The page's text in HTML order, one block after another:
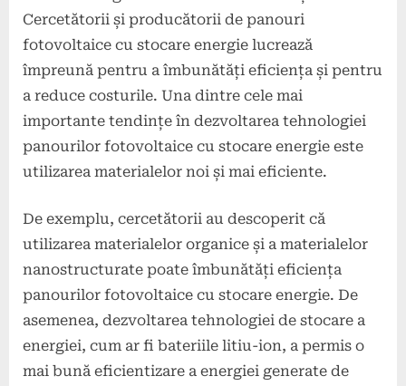
Cercetătorii și producătorii de panouri
fotovoltaice cu stocare energie lucrează
împreună pentru a îmbunătăți eficiența și pentru
a reduce costurile. Una dintre cele mai
importante tendințe în dezvoltarea tehnologiei
panourilor fotovoltaice cu stocare energie este
utilizarea materialelor noi și mai eficiente.
De exemplu, cercetătorii au descoperit că
utilizarea materialelor organice și a materialelor
nanostructurate poate îmbunătăți eficiența
panourilor fotovoltaice cu stocare energie. De
asemenea, dezvoltarea tehnologiei de stocare a
energiei, cum ar fi bateriile litiu-ion, a permis o
mai bună eficientizare a energiei generate de